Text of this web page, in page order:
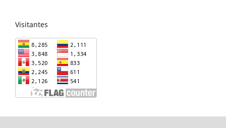
Visitantes